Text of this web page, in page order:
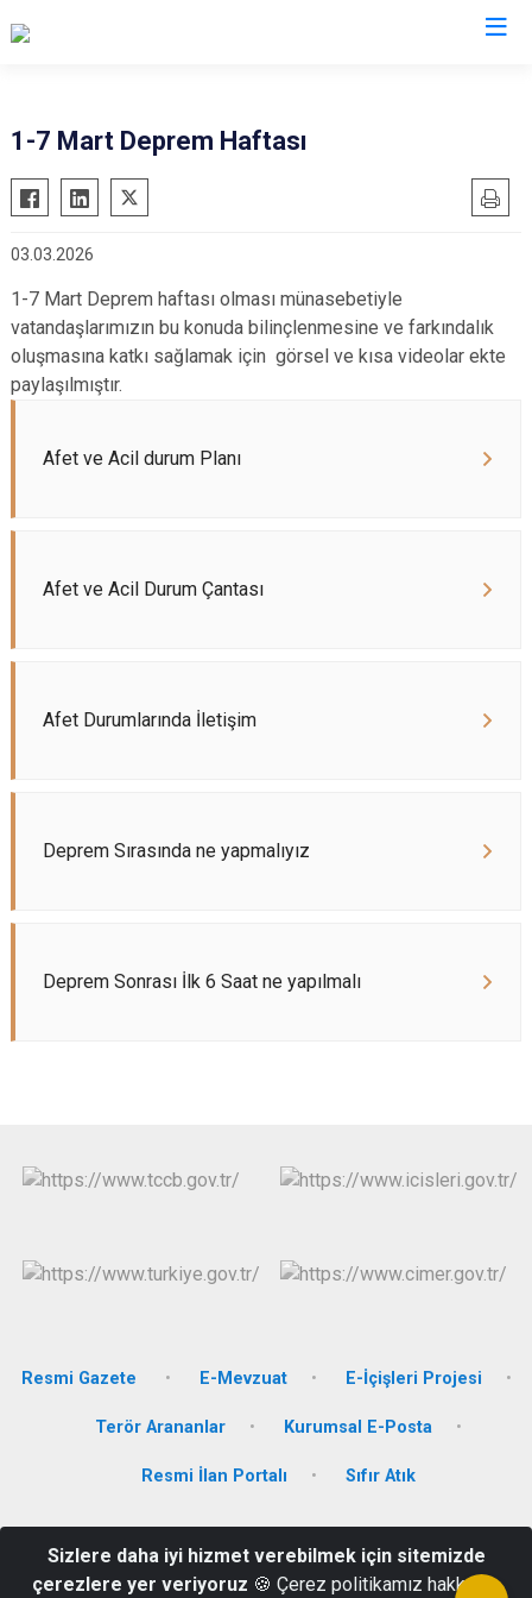
Akyazı
Ferizli
Geyve
Hendek
Karapürçek
Karasu
Kaynarca
Kocaali
Taraklı
Adapazarı
Arifiye
1-7 Mart Deprem Haftası
03.03.2026
1-7 Mart Deprem haftası olması münasebetiyle
vatandaşlarımızın bu konuda bilinçlenmesine ve farkındalık
oluşmasına katkı sağlamak için görsel ve kısa videolar ekte
paylaşılmıştır.
Afet ve Acil durum Planı
Afet ve Acil Durum Çantası
Afet Durumlarında İletişim
Deprem Sırasında ne yapmalıyız
Deprem Sonrası İlk 6 Saat ne yapılmalı
Resmi Gazete E-Mevzuat E-İçişleri Projesi
Terör Arananlar Kurumsal E-Posta
Resmi İlan Portalı Sıfır Atık
Söğütlü/Sakarya
Sizlere daha iyi hizmet verebilmek için sitemizde
çerezlere yer veriyoruz 🍪 Çerez politikamız hakkında